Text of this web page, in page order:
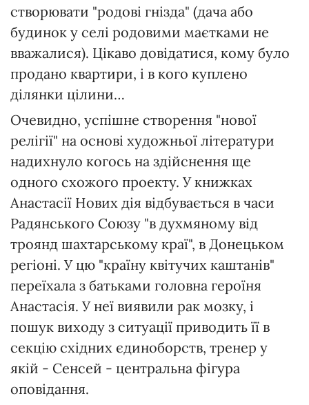
створювати "родові гнізда" (дача або
будинок у селі родовими маєтками не
вважалися). Цікаво довідатися, кому було
продано квартири, і в кого куплено
ділянки цілини…
Очевидно, успішне створення "нової
релігії" на основі художньої літератури
надихнуло когось на здійснення ще
одного схожого проекту. У книжках
Анастасії Нових дія відбувається в часи
Радянського Союзу "в духмяному від
троянд шахтарському краї", в Донецьком
регіоні. У цю "країну квітучих каштанів"
переїхала з батьками головна героїня
Анастасія. У неї виявили рак мозку, і
пошук виходу з ситуації приводить її в
секцію східних єдиноборств, тренер у
якій - Сенсей - центральна фігура
оповідання.